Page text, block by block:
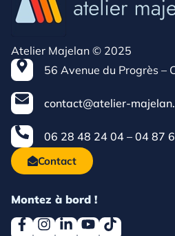
Atelier Majelan © 2025
56 Avenue du Progrès –
contact@atelier-
06 28 48 24 04 – 04 87
Contact
Montez à bord !